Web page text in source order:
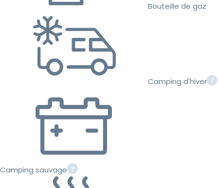
Bouteille de gaz
Camping d'hiver
Camping sauvage